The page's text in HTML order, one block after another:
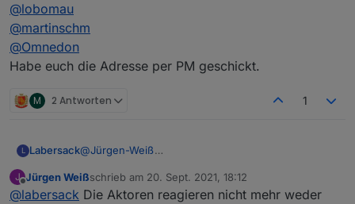
@lobomau
@martinschm
@Omnedon
Habe euch die Adresse per PM geschickt.
M 2 Antworten 1
L Labersack@Jürgen-Weiß
J
Offline
Jürgen Weißschrieb am 20. Sept. 2021, 18:12
zuletzt editiert von
@labersack Die Aktoren reagieren nicht mehr weder